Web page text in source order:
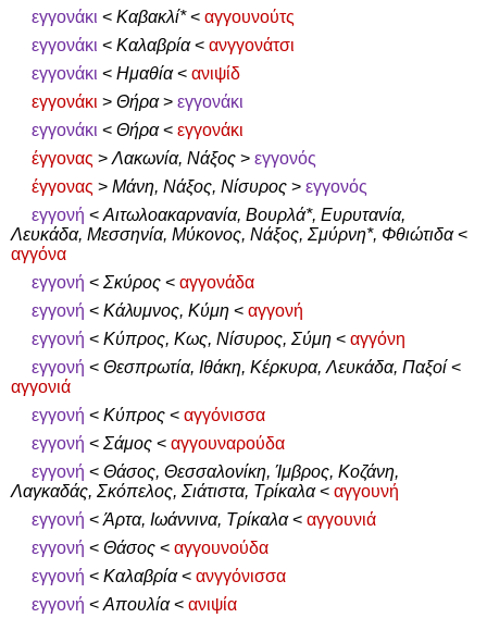
εγγονάκι < Καβακλί*< αγγουνούτς
εγγονάκι < Καλαβρία< ανγγονάτσι
εγγονάκι < Ημαθία< ανιψίδ
εγγονάκι > Θήρα> εγγονάκι
εγγονάκι < Θήρα< εγγονάκι
έγγονας >Λακωνία, Νάξος > εγγονός
έγγονας > Μάνη, Νάξος, Νίσυρος > εγγονός
εγγονή <Αιτωλοακαρνανία, Βουρλά*, Ευρυτανία,
Λευκάδα, Μεσσηνία, Μύκονος, Νάξος, Σμύρνη*, Φθιώτιδα<
αγγόνα
εγγονή < Σκύρος < αγγονάδα
εγγονή < Κάλυμνος, Κύμη < αγγονή
εγγονή < Κύπρος, Κως, Νίσυρος, Σύμη < αγγόνη
εγγονή < Θεσπρωτία, Ιθάκη, Κέρκυρα, Λευκάδα, Παξοί <
αγγονιά
εγγονή < Κύπρος < αγγόνισσα
εγγονή < Σάμος < αγγουναρούδα
εγγονή < Θάσος, Θεσσαλονίκη, Ίμβρος, Κοζάνη,
Λαγκαδάς, Σκόπελος, Σιάτιστα, Τρίκαλα< αγγουνή
εγγονή <Άρτα, Ιωάννινα, Τρίκαλα< αγγουνιά
εγγονή < Θάσος < αγγουνούδα
εγγονή < Καλαβρία< ανγγόνισσα
εγγονή <Απουλία< ανιψία